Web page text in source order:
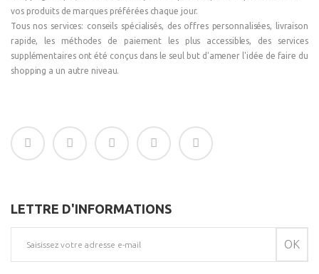
vos produits de marques préférées chaque jour.
Tous nos services: conseils spécialisés, des offres personnalisées, livraison
rapide, les méthodes de paiement les plus accessibles, des services
supplémentaires ont été conçus dans le seul but d'amener l'idée de faire du
shopping a un autre niveau.
LETTRE D'INFORMATIONS
OK